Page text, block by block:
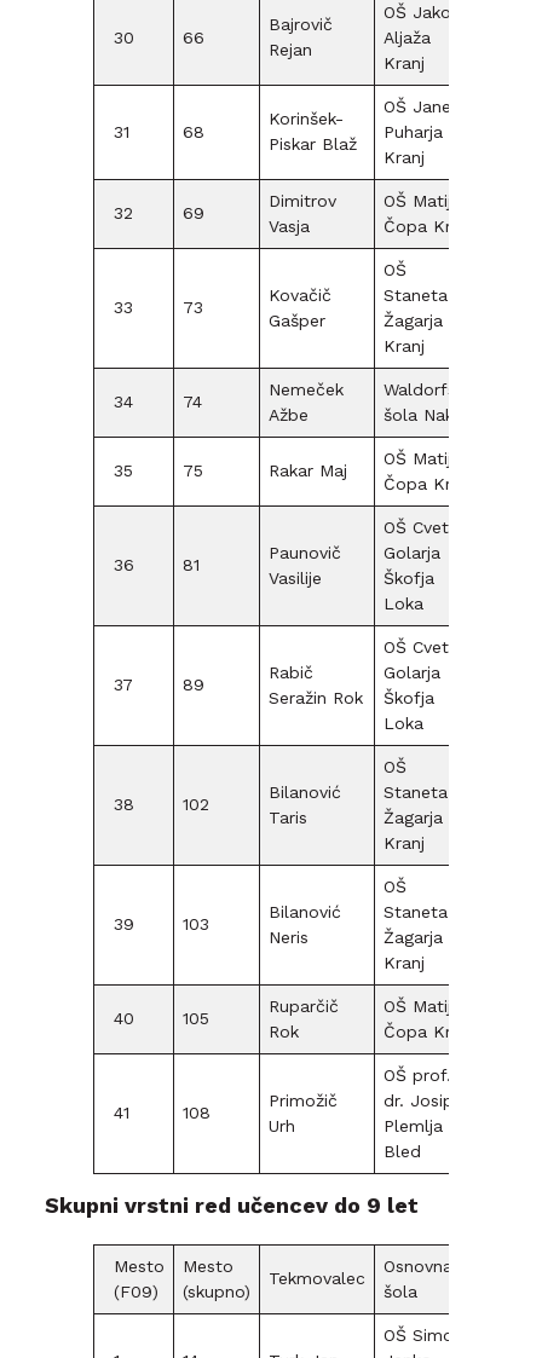
30 66
Bajrovič
Rejan
OŠ Jakoba
Aljaža
Kranj
31 68
Korinšek-
Piskar Blaž
OŠ Janeza
Puharja
Kranj
32 69
Dimitrov
Vasja
OŠ Matije
Čopa Kranj
33 73
Kovačič
Gašper
OŠ
Staneta
Žagarja
Kranj
34 74
Nemeček
Ažbe
Waldorfska
šola Naklo
35 75 Rakar Maj
OŠ Matije
Čopa Kranj
36 81
Paunovič
Vasilije
OŠ Cvetka
Golarja
Škofja
Loka
37 89
Rabič
Seražin Rok
OŠ Cvetka
Golarja
Škofja
Loka
38 102
Bilanović
Taris
OŠ
Staneta
Žagarja
Kranj
39 103
Bilanović
Neris
OŠ
Staneta
Žagarja
Kranj
40 105
Ruparčič
Rok
OŠ Matije
Čopa Kranj
41 108
Primožič
Urh
OŠ prof.
dr. Josipa
Plemlja
Bled
Skupni vrstni red učencev do 9 let
Mesto
(F09)
Mesto
(skupno)
Tekmovalec
Osnovna
šola
OŠ Simon